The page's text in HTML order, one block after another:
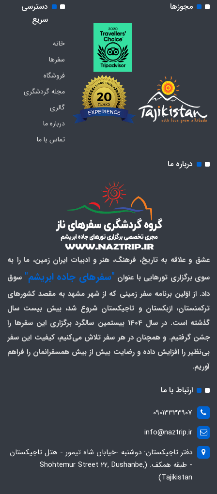
مجوزها
دسترسی
سریع
خانه
سفرها
فروشگاه
مجله گردشگری
گالری
درباره ما
تماس با ما
درباره ما
عشق و علاقه به تاریخ، فرهنگ، هنر و ادبیات ایران زمین، ما را به
سوی برگزاری تورهایی با عنوان "سفرهای جاده ابریشم" سوق
داد. از اوّلین برنامه سفر زمینی که از شهر مشهد به مقصد کشورهای
ترکمنستان، ازبکستان و تاجیکستان شروع شد، بیش بیست سال
گذشته است. در سال 1404 بیستمین سالگرد برگزاری این سفرها را
جشن گرفتیم. و همچنان در هر سفر تلاش می‌کنیم، کیفیت این سفر
بی‌نظیر را افزایش داده و رضایت بیش از بیش همسفرانمان را فراهم
آوریم.
ارتباط با ما
09013333907
info@naztrip.ir
دفتر تاجیکستان: دوشنبه -خیابان شاه تیمور - هتل تاجیکستان
- طبقه همکف. (Shohtemur Street 22, Dushanbe,
Tajikistan)